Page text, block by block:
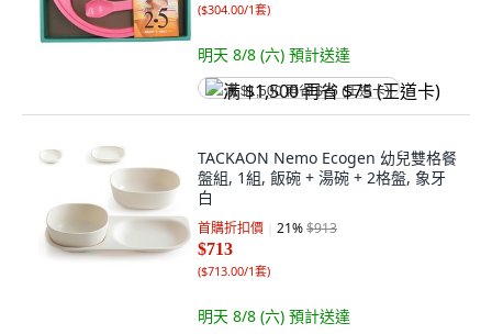
($304.00/1套)
明天 8/8 (六) 預計送達
满 $1,500 再省 $75 (王道卡)
TACKAON Nemo Ecogen 幼兒雙格餐
盤組, 1組, 飯碗 + 湯碗 + 2格盤, 象牙
白
首購折扣價 21%$913
$713
($713.00/1套)
明天 8/8 (六) 預計送達